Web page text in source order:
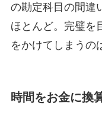
の勘定科目の間違
ほとんど。完璧を
をかけてしまうの
時間をお金に換